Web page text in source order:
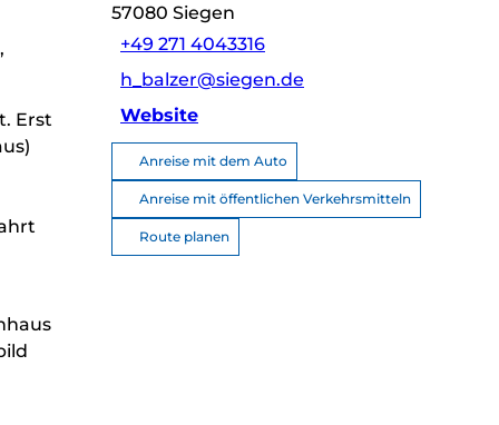
Erst
57080 Siegen
+49 271 4043316
h_balzer@siegen.de
Website
Anreise mit dem Auto
Anreise mit öffentlichen Verkehrsmitteln
Route planen